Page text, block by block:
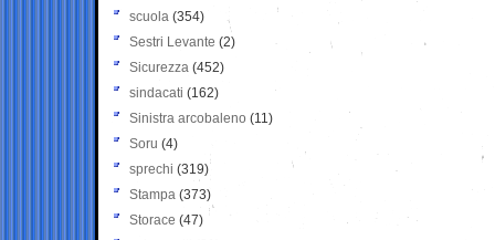
scuola (354)
Sestri Levante (2)
Sicurezza (452)
sindacati (162)
Sinistra arcobaleno (11)
Soru (4)
sprechi (319)
Stampa (373)
Storace (47)